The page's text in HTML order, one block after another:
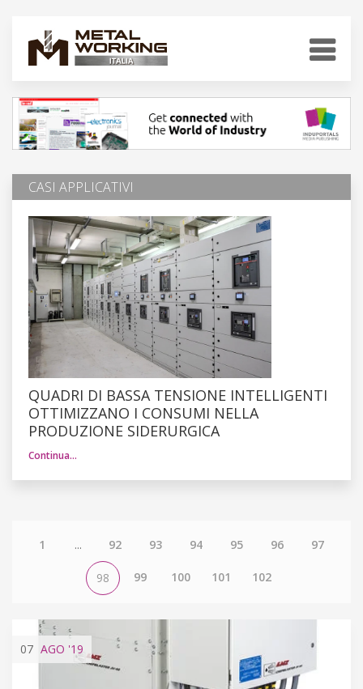
CASI APPLICATIVI
QUADRI DI BASSA TENSIONE INTELLIGENTI
OTTIMIZZANO I CONSUMI NELLA
PRODUZIONE SIDERURGICA
Continua…
1 ... 92 93 94 95 96 97
98 99 100 101 102
07 AGO '19